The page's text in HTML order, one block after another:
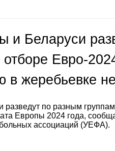
и Беларуси
Евро-
в жеребьевке
по разным
Европы 2024 года,
ассоциаций (УЕФА).